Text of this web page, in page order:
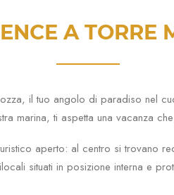
A TORRE
il tuo angolo di paradiso nel
marina, ti aspetta una vacanza
aperto: al centro si trovano
situati in posizione interna e